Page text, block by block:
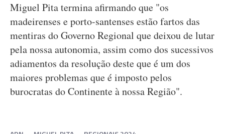
Miguel Pita termina afirmando que "os
madeirenses e porto-santenses estão fartos das
mentiras do Governo Regional que deixou de lutar
pela nossa autonomia, assim como dos sucessivos
adiamentos da resolução deste que é um dos
maiores problemas que é imposto pelos
burocratas do Continente à nossa Região".